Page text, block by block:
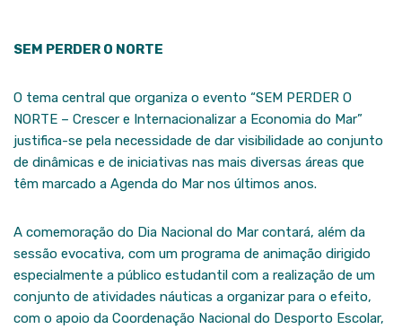
SEM PERDER O NORTE
O tema central que organiza o evento “SEM PERDER O
NORTE – Crescer e Internacionalizar a Economia do Mar”
justifica-se pela necessidade de dar visibilidade ao conjunto
de dinâmicas e de iniciativas nas mais diversas áreas que
têm marcado a Agenda do Mar nos últimos anos.
A comemoração do Dia Nacional do Mar contará, além da
sessão evocativa, com um programa de animação dirigido
especialmente a público estudantil com a realização de um
conjunto de atividades náuticas a organizar para o efeito,
com o apoio da Coordenação Nacional do Desporto Escolar,